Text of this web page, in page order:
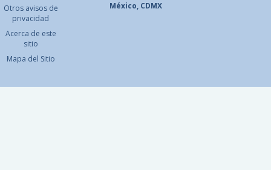
Otros avisos de
privacidad
Acerca de este
sitio
Mapa del Sitio
México, CDMX